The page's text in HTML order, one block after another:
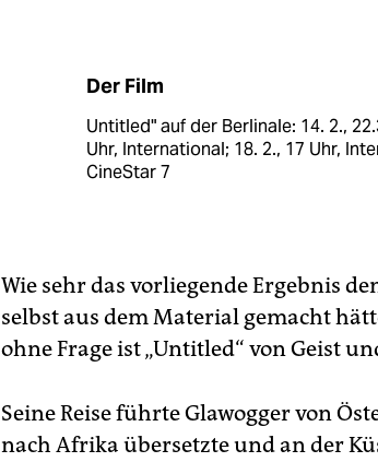
Der Film
Untitled" auf der Berlinale: 14. 2.,
Uhr, International; 18. 2., 17 Uhr,
CineStar 7
Wie sehr das vorliegende Ergebnis
selbst aus dem Material gemacht
ohne Frage ist „Untitled“ von Geist
Seine Reise führte Glawogger von
nach Afrika übersetzte und an der